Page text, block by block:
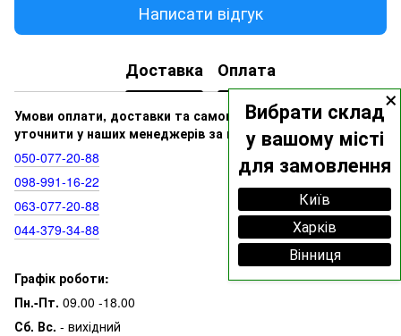
×
Вибрати склад
у вашому місті
для замовлення
Київ
Харків
Вінниця
Написати відгук
Доставка Оплата
Умови оплати, доставки та самовивозу ви можете
уточнити у наших менеджерів за номерами:
050‑077‑20‑88
098‑991‑16‑22
063‑077‑20‑88
044‑379‑34‑88
Графік роботи:
Пн.-Пт. 09.00 -18.00
Сб. Вс. - вихідний